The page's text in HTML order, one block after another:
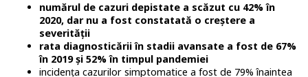
numărul de cazuri depistate a scăzut cu 42% în
2020, dar nu a fost constatată o creștere a
severității
rata diagnosticării în stadii avansate a fost de 67%
în 2019 și 52% în timpul pandemiei
incidența cazurilor simptomatice a fost de 79% înaintea